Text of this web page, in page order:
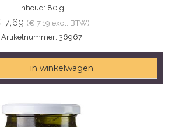
Inhoud: 80 g
7,69 (€ 7,19 excl. BTW)
Artikelnummer: 36967
in winkelwagen